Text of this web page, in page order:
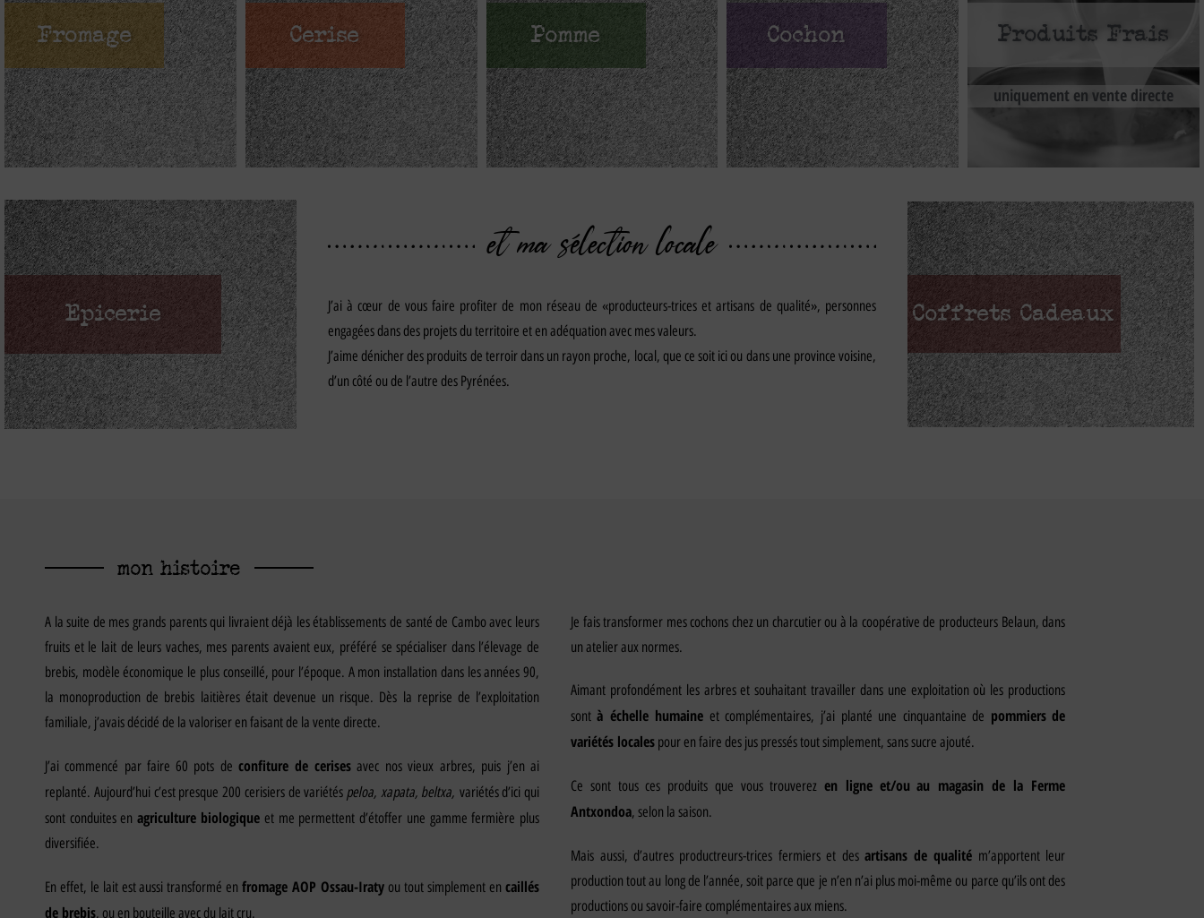
Fromage Cerise Pomme Cochon Produits Frais
uniquement en vente directe
Epicerie
et ma sélection locale
J’ai à cœur de vous faire profiter de mon réseau de «producteurs-trices et artisans de qualité», personnes
engagées dans des projets du territoire et en adéquation avec mes valeurs.
J’aime dénicher des produits de terroir dans un rayon proche, local, que ce soit ici ou dans une province voisine,
d’un côté ou de l’autre des Pyrénées.
Coffrets Cadeaux
mon histoire
A la suite de mes grands parents qui livraient déjà les établissements de santé de Cambo avec leurs
fruits et le lait de leurs vaches, mes parents avaient eux, préféré se spécialiser dans l’élevage de
brebis, modèle économique le plus conseillé, pour l’époque. A mon installation dans les années 90,
la monoproduction de brebis laitières était devenue un risque. Dès la reprise de l’exploitation
familiale, j’avais décidé de la valoriser en faisant de la vente directe.
J’ai commencé par faire 60 pots de confiture de cerises avec nos vieux arbres, puis j’en ai
replanté. Aujourd’hui c’est presque 200 cerisiers de variétés peloa, xapata, beltxa, variétés d’ici qui
sont conduites en agriculture biologique et me permettent d’étoffer une gamme fermière plus
diversifiée.
En effet, le lait est aussi transformé en fromage AOP Ossau-Iraty ou tout simplement en caillés
de brebis, ou en bouteille avec du lait cru.
Je fais transformer mes cochons chez un charcutier ou à la coopérative de producteurs Belaun, dans
un atelier aux normes.
Aimant profondément les arbres et souhaitant travailler dans une exploitation où les productions
sontà échelle humaine et complémentaires, j’ai planté une cinquantaine de pommiers de
variétés locales pour en faire des jus pressés tout simplement, sans sucre ajouté.
Ce sont tous ces produits que vous trouverezen ligne et/ou au magasin de la Ferme
Antxondoa, selon la saison.
Mais aussi, d’autres productreurs-trices fermiers et desartisans de qualité m’apportent leur
production tout au long de l’année, soit parce que je n’en n’ai plus moi-même ou parce qu’ils ont des
productions ou savoir-faire complémentaires aux miens.